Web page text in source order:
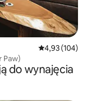
Średnia
4,93 (104)
Paw)
do wynajęcia